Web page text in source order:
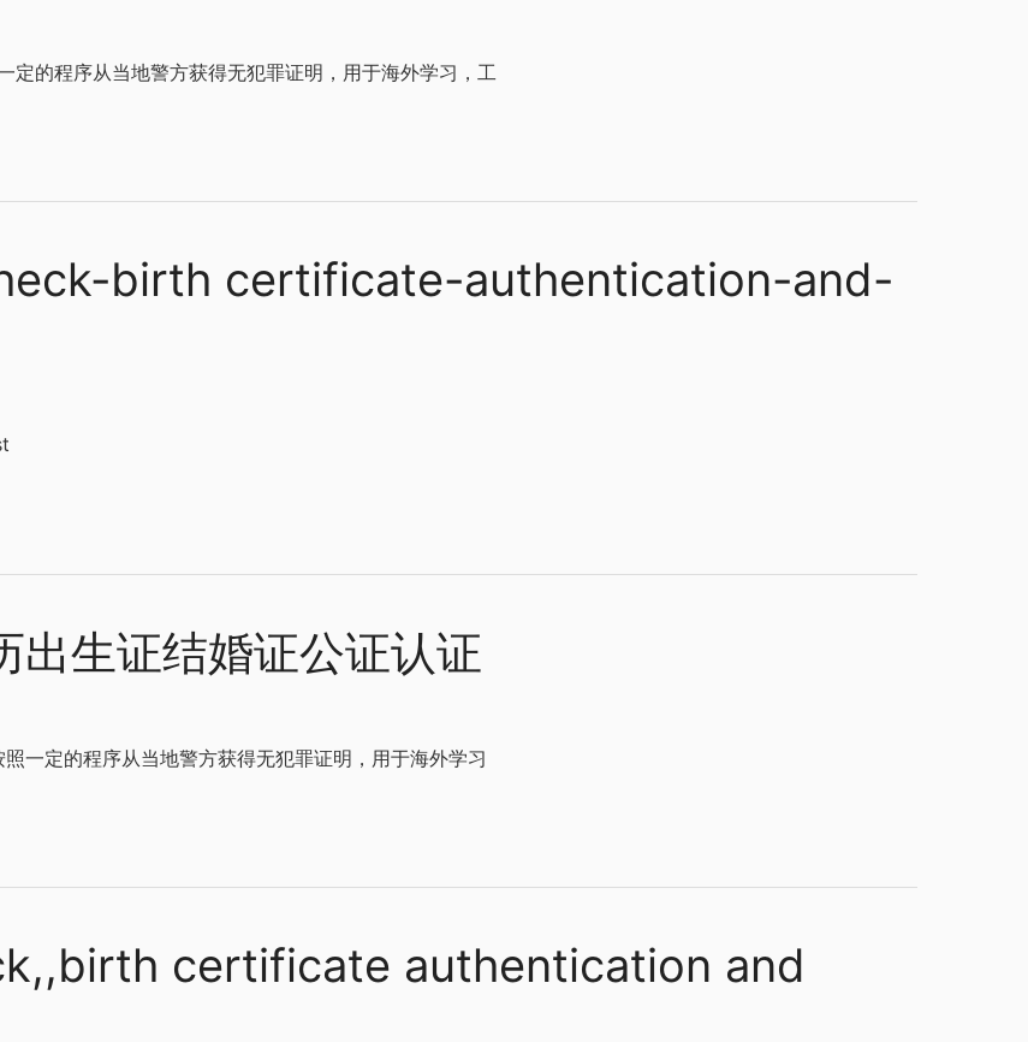
的程序从当地警方获得无犯罪证明，用于海外学习，工
birth certificate-authentication-and-
出生证结婚证公证认证
一定的程序从当地警方获得无犯罪证明，用于海外学习
certificate authentication and